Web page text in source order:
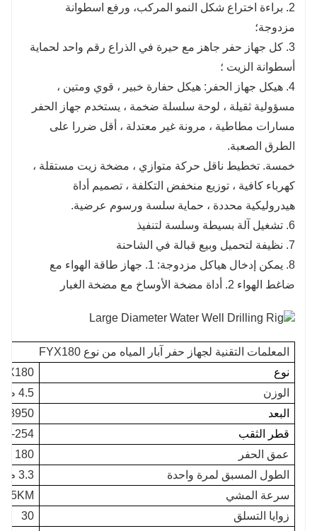
2. براءة اختراع شكل النمو المركب، ورفع اسطوانة
مزدوجة؛
3. كل جهاز حفر جاهز مع حيرة في الذراع رقم واحد لحماية
أسطوانة الزيت ؛
4. هيكل جهاز الحفر: هيكل حفارة خبير ، قوي ومتين ،
مسؤولية ثقيلة ، لوحة سلسلة ضخمة ، يستخدم جهاز الحفر
مسارات مطاطية ، مرونة غير معتدلة ، أقل ضررا على
الطرق الصعبة.
خمسة. تخطيط ناقل حركة متوازي ، مضخة زيت مستقلة ،
كهرباء كافية ، توزيع منخفض التكلفة ، تصميم أداة
هيدروليكية محددة ، حماية سلسة ورسوم عرضية.
6. تشغيل آلة بسيطة وسلسة لتنفيذ
7. نظيفة لتحميل وبيع قبالة في الشاحنة
8. يمكن إدخال هياكل مزدوجة: 1. جهاز طاقة الهواء مع
ضاغط الهواء 2. أداة مضخة الأوساخ مع مضخة الغبار
المعلمات التقنية لجهاز حفر آبار المياه من نوع FYX180
نوع
الوزن
4.5 طن
البعد
3950 * 1630 * 2250mm
قطر الثقب
140-254
عمق الحفر
180 متر
الطول المسبق لمرة واحدة
3.3 م
سرعة المشي
2.5KM / ساعة
زوايا التسلق
30